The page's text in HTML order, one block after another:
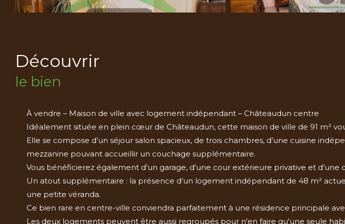
découvrir
le bien
À vendre – Maison de ville avec logement indépendant – Châteaudun centre
Idéalement située en plein cœur de Châteaudun, cette maison de ville de 91 m²
Elle se compose d’un séjour salon spacieux, de trois chambres, d’une cuisine
mezzanine pouvant accueillir un couchage supplémentaire.
Vous bénéficierez également d’un garage, d’une cour extérieure privative et d’une
Un atout supplémentaire : la présence d’un logement indépendant de 48 m²
une petite véranda.
Ce bien rare en centre-ville conviendra parfaitement à une résidence principale
Les deux logements peuvent être aussi regroupés pour n'en faire qu'une seule